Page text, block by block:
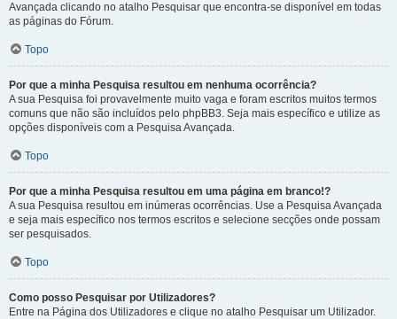
Avançada clicando no atalho Pesquisar que encontra-se disponível em todas
as páginas do Fórum.
Topo
Por que a minha Pesquisa resultou em nenhuma ocorrência?
A sua Pesquisa foi provavelmente muito vaga e foram escritos muitos termos
comuns que não são incluídos pelo phpBB3. Seja mais específico e utilize as
opções disponíveis com a Pesquisa Avançada.
Topo
Por que a minha Pesquisa resultou em uma página em branco!?
A sua Pesquisa resultou em inúmeras ocorrências. Use a Pesquisa Avançada
e seja mais específico nos termos escritos e selecione secções onde possam
ser pesquisados.
Topo
Como posso Pesquisar por Utilizadores?
Entre na Página dos Utilizadores e clique no atalho Pesquisar um Utilizador.